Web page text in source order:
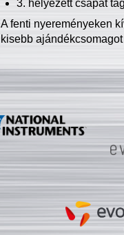
3. helyezett csapat
A fenti nyereményeken
kisebb